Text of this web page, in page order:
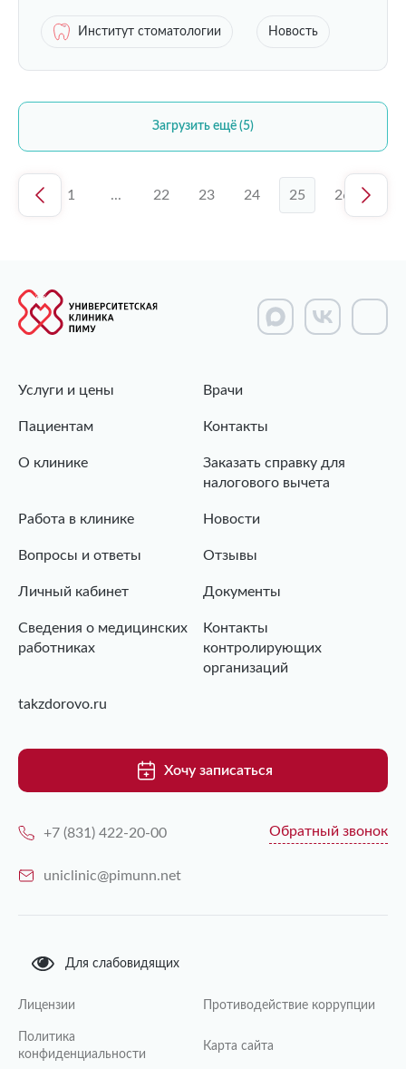
Институт стоматологии Новость
Загрузить ещё (5)
1 ... 22 23 24 25 26
Услуги и цены Врачи
Пациентам Контакты
О клинике
Заказать справку для
налогового вычета
Работа в клинике Новости
Вопросы и ответы Отзывы
Личный кабинет Документы
Сведения о медицинских
работниках
Контакты
контролирующих
организаций
takzdorovo.ru
Хочу записаться
+7 (831) 422-20-00 Обратный звонок
uniclinic@pimunn.net
Для слабовидящих
Лицензии Противодействие коррупции
Политика
конфиденциальности
Карта сайта